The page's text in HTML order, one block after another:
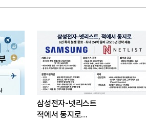
삼성전자-넷리스트
적에서 동지로…